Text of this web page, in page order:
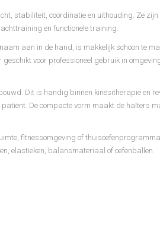
stabiliteit, coördinatie en uithouding. Ze zijn
en functionele training.
aan in de hand, is makkelijk schoon te
voor professioneel gebruik in
Dit is handig binnen kinesitherapie en
De compacte vorm maakt de halters
fitnessomgeving of
elastieken, balansmateriaal of oefenballen.